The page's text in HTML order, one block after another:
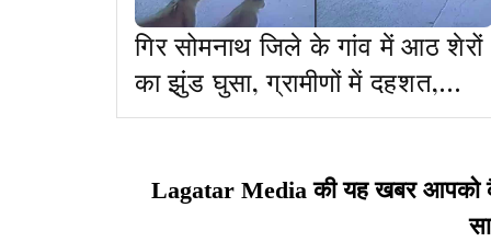
गिर सोमनाथ जिले के गांव में आठ शेरों
का झुंड घुसा, ग्रामीणों में दहशत,
वीडियो वायरल
Lagatar Media की यह खबर आपको